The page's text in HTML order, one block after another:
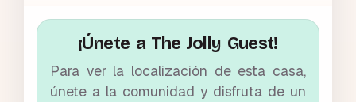
¡Únete a The Jolly Guest!
Para ver la localización de esta casa,
únete a la comunidad y disfruta de un